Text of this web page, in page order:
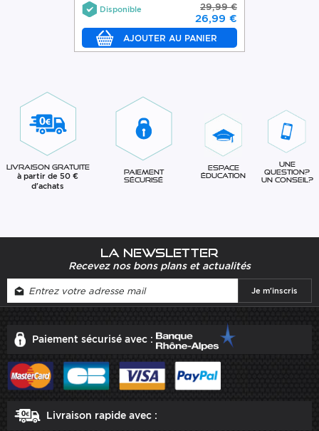
29,99 €
26,99 €
Disponible
Livraison gratuite
à partir de 50 €
d'achats
Paiement
sécurisé
Espace
éducation
Une
question?
Un conseil?
La newsletter
Recevez nos bons plans et actualités
Paiement sécurisé avec :
Livraison rapide avec :